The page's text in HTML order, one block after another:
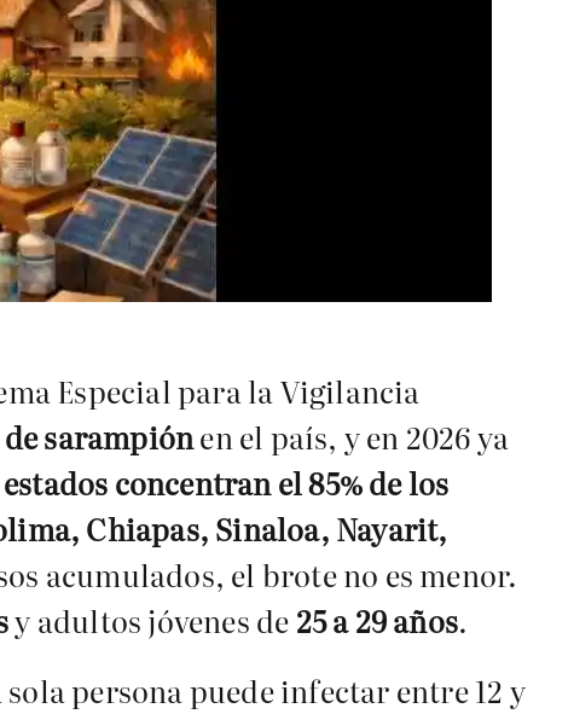
Especial para la Vigilancia
de sarampiónen el país, y en 2026 ya
concentran el 85% de los
Chiapas, Sinaloa, Nayarit,
acumulados, el brote no es menor.
y adultos jóvenes de 25 a 29 años.
persona puede infectar entre 12 y